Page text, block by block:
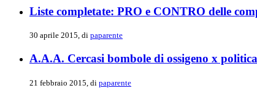
Liste completate: PRO e CONTRO delle
30 aprile 2015, di paparente
A.A.A. Cercasi bombole di ossigeno x
21 febbraio 2015, di paparente